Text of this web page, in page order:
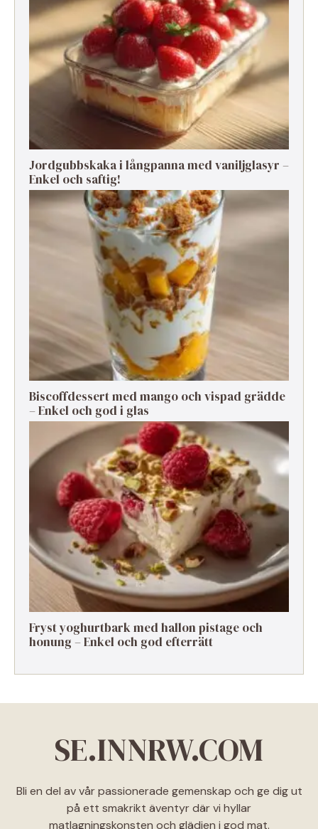
Jordgubbskaka i långpanna med vaniljglasyr –
Enkel och saftig!
Biscoffdessert med mango och vispad grädde
– Enkel och god i glas
Fryst yoghurtbark med hallon pistage och
honung – Enkel och god efterrätt
SE.INNRW.COM
Bli en del av vår passionerade gemenskap och ge dig ut
på ett smakrikt äventyr där vi hyllar
matlagningskonsten och glädjen i god mat.